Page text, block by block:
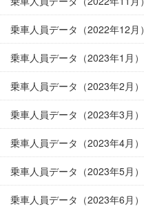
乗車人員データ（2022年12月）
乗車人員データ（2023年1月）
乗車人員データ（2023年2月）
乗車人員データ（2023年3月）
乗車人員データ（2023年4月）
乗車人員データ（2023年5月）
乗車人員データ（2023年6月）